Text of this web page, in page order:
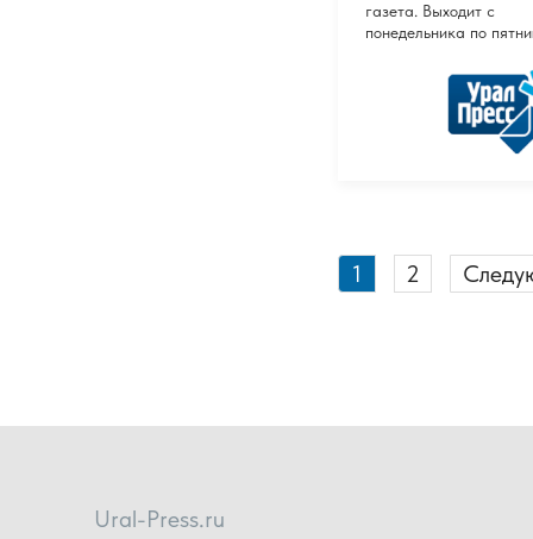
газета. Выходит с
понедельника по
1 2
Ural-Press.ru